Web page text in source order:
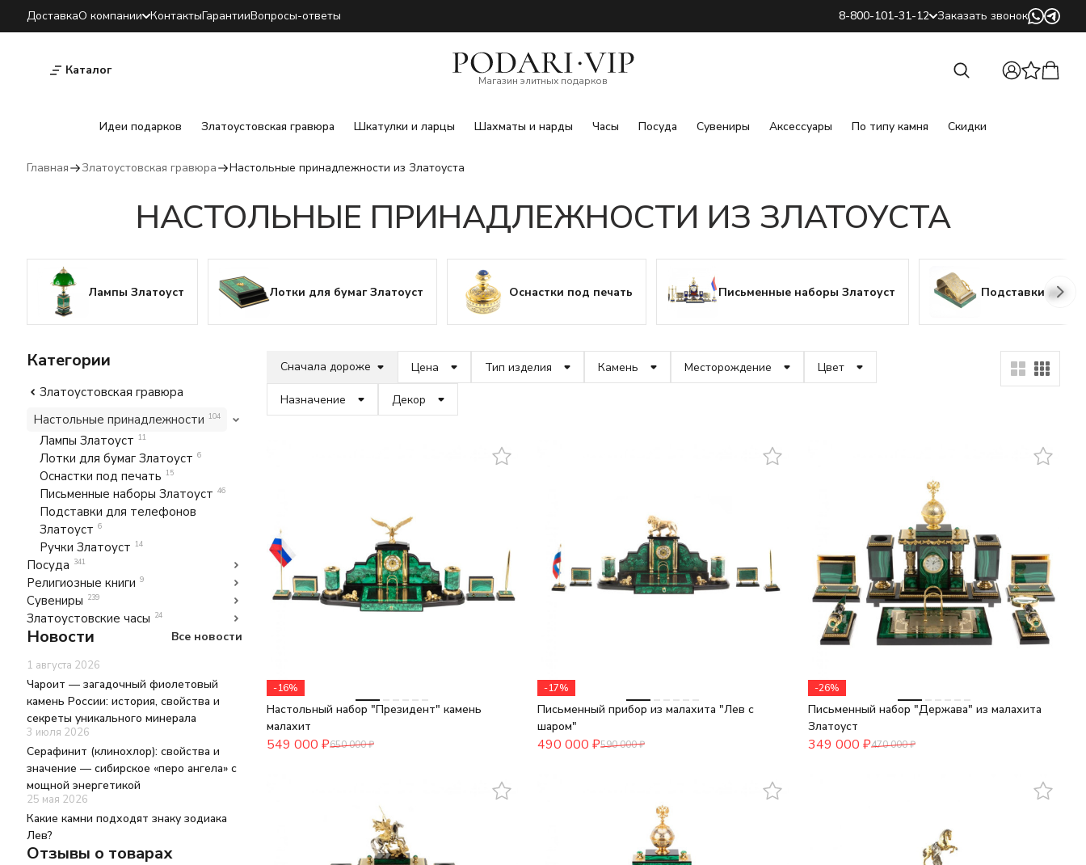
ДоставкаО компании КонтактыГарантииВопросы-ответы 8-800-101-31-12 Заказать звонок
Каталог
Магазин элитных подарков
Идеи подарков Златоустовская гравюра Шкатулки и ларцы Шахматы и нарды Часы Посуда Сувениры Аксессуары По типу камня Скидки
Найти
Главная Златоустовская гравюра Настольные принадлежности из Златоуста
НАСТОЛЬНЫЕ ПРИНАДЛЕЖНОСТИ ИЗ ЗЛАТОУСТА
Лампы Златоуст Лотки для бумаг Златоуст Оснастки под печать Письменные наборы Златоуст Подставки для
Сначала дороже Цена Тип изделия Камень Месторождение Цвет
Назначение Декор
-16%
Настольный набор "Президент" камень
малахит
549 000 ₽650 000₽
-17%
Письменный прибор из малахита "Лев с
шаром"
490 000 ₽590 000₽
-26%
Письменный набор "Держава" из малахита
Златоуст
349 000 ₽470 000₽
Категории
Златоустовская гравюра
Настольные принадлежности 104
Лампы Златоуст 11
Лотки для бумаг Златоуст 6
Оснастки под печать 15
Письменные наборы Златоуст 46
Подставки для телефонов
Златоуст 6
Ручки Златоуст 14
Посуда 341
Религиозные книги 9
Сувениры 239
Златоустовские часы 24
Новости Все новости
1 августа 2026
Чароит — загадочный фиолетовый
камень России: история, свойства и
секреты уникального минерала
3 июля 2026
Серафинит (клинохлор): свойства и
значение — сибирское «перо ангела» с
мощной энергетикой
25 мая 2026
Какие камни подходят знаку зодиака
Лев?
Отзывы о товарах